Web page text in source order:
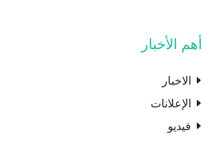
أهم الأخبار
الاخبار
الإعلانات
فيديو